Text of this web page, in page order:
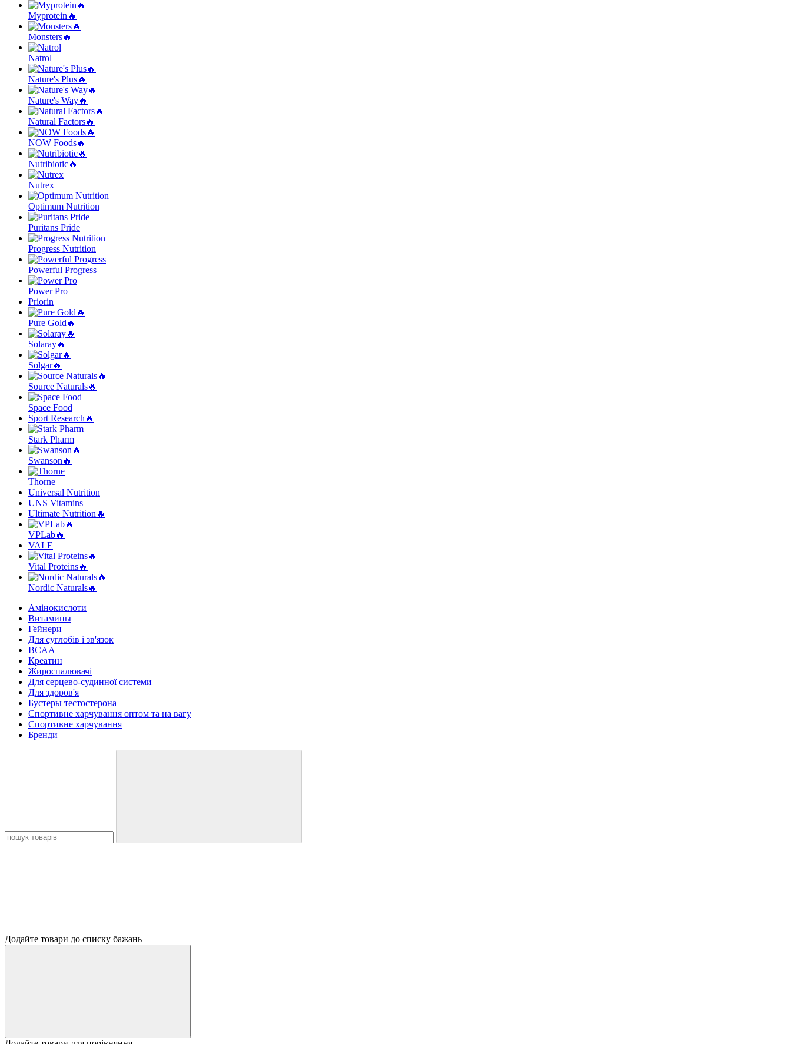
Myprotein🔥
Monsters🔥
Natrol
Nature's Plus🔥
Nature's Way🔥
Natural Factors🔥
NOW Foods🔥
Nutribiotic🔥
Nutrex
Optimum Nutrition
Puritans Pride
Progress Nutrition
Powerful Progress
Power Pro
Priorin
Pure Gold🔥
Solaray🔥
Solgar🔥
Source Naturals🔥
Space Food
Sport Research🔥
Stark Pharm
Swanson🔥
Thorne
Universal Nutrition
UNS Vitamins
Ultimate Nutrition🔥
VPLab🔥
VALE
Vital Proteins🔥
Nordic Naturals🔥
Амінокислоти
Витамины
Гейнери
Для суглобів і зв'язок
BCAA
Креатин
Жироспалювачі
Для серцево-судинної системи
Для здоров'я
Бустеры тестостерона
Спортивне харчування оптом та на вагу
Спортивне харчування
Бренди
Додайте товари до списку бажань